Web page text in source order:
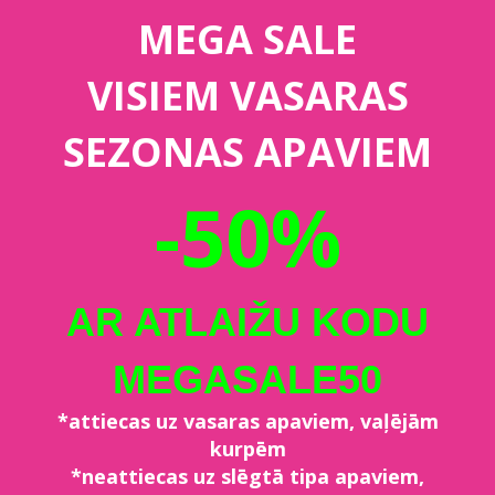
MEGA SALE
VISIEM VASARAS
SEZONAS APAVIEM
-50%
AR ATLAIŽU KODU
MEGASALE50
*attiecas uz vasaras apaviem, vaļējām
kurpēm
*neattiecas uz slēgtā tipa apaviem,